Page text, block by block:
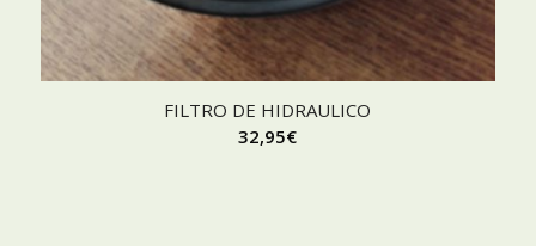
FILTRO DE HIDRAULICO
32,95€